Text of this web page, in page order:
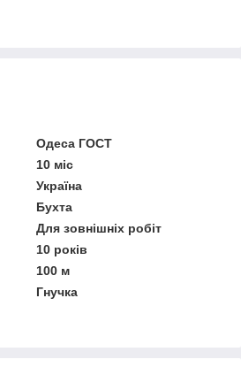
Одеса ГОСТ
10 міс
Україна
Бухта
Для зовнішніх робіт
10 років
100 м
Гнучка